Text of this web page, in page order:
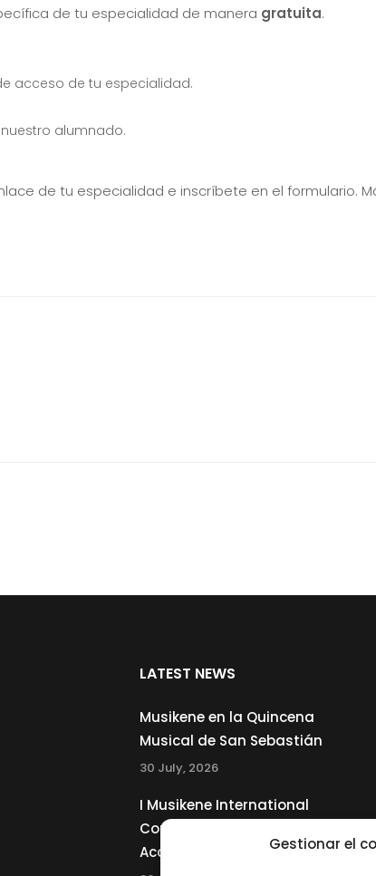
Gestionar el
de tu especialidad de manera gratuita.
acceso de tu especialidad.
alumnado.
de tu especialidad e inscríbete en el formulario.
LATEST NEWS
Musikene en la Quincena
Musical de San Sebastián
30 July, 2026
I Musikene International
Competition for Young
Accordionists